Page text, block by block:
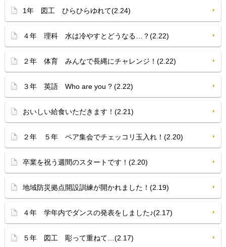
1年 図工 ひらひらゆれて(2.24)
４年 理科 水は冷やすとどうなる…？(2.22)
２年 体育 みんなで長縄にチャレンジ！(2.22)
３年 英語 Who are you ? (2.22)
おいしい給食いただきます！(2.21)
２年 ５年 ペア集会でチェッコリ玉入れ！(2.20)
卒業を祝う週間のスタートです！(2.20)
地域防災拠点開設訓練が開かれました！(2.19)
４年 学年内でダンスの発表をしました♪(2.17)
５年 図工 彫って重ねて…(2.17)